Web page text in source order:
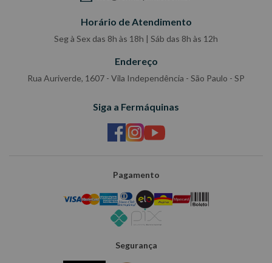
Horário de Atendimento
Seg à Sex das 8h às 18h | Sáb das 8h às 12h
Endereço
Rua Auriverde, 1607 - Vila Independência - São Paulo - SP
Siga a Fermáquinas
Pagamento
Segurança